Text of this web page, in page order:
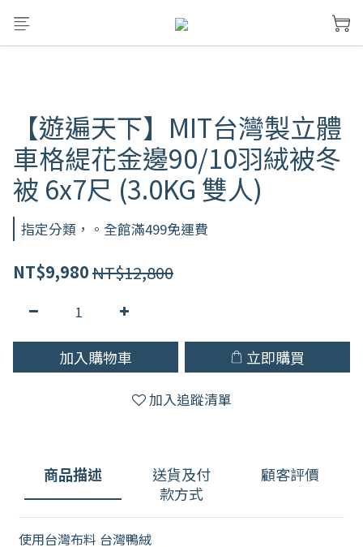
【遊遍天下】MIT台灣製立體
車格緹花金邊90/10羽絨被冬
被 6x7尺 (3.0KG 雙人)
指定分類，。全館滿499免運費
NT$9,980NT$12,800
加入購物車 立即購買
加入追蹤清單
商品描述
送貨及付
款方式
顧客評價
使用台灣布料 台灣鴨絨